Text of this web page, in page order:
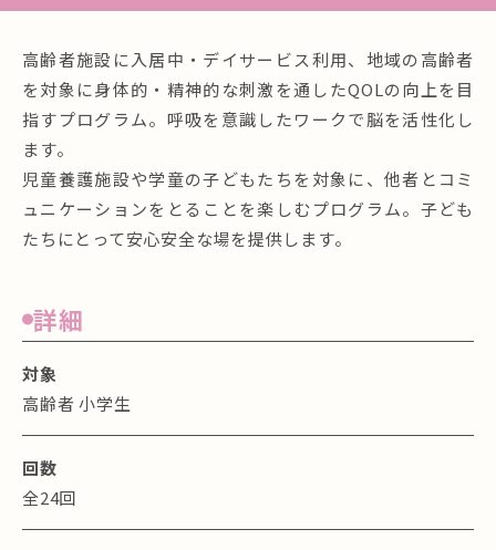
高齢者施設に入居中・デイサービス利用、地域の高齢者
を対象に身体的・精神的な刺激を通したQOLの向上を目
指すプログラム。呼吸を意識したワークで脳を活性化し
ます。
児童養護施設や学童の子どもたちを対象に、他者とコミ
ュニケーションをとることを楽しむプログラム。子ども
たちにとって安心安全な場を提供します。
詳細
対象
高齢者 小学生
回数
全24回